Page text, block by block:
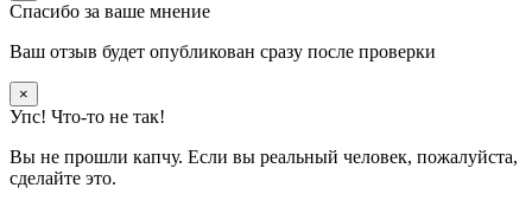
Спасибо за ваше мнение
Ваш отзыв будет опубликован сразу после проверки
×
Упс! Что-то не так!
Вы не прошли капчу. Если вы реальный человек, пожалуйста,
сделайте это.